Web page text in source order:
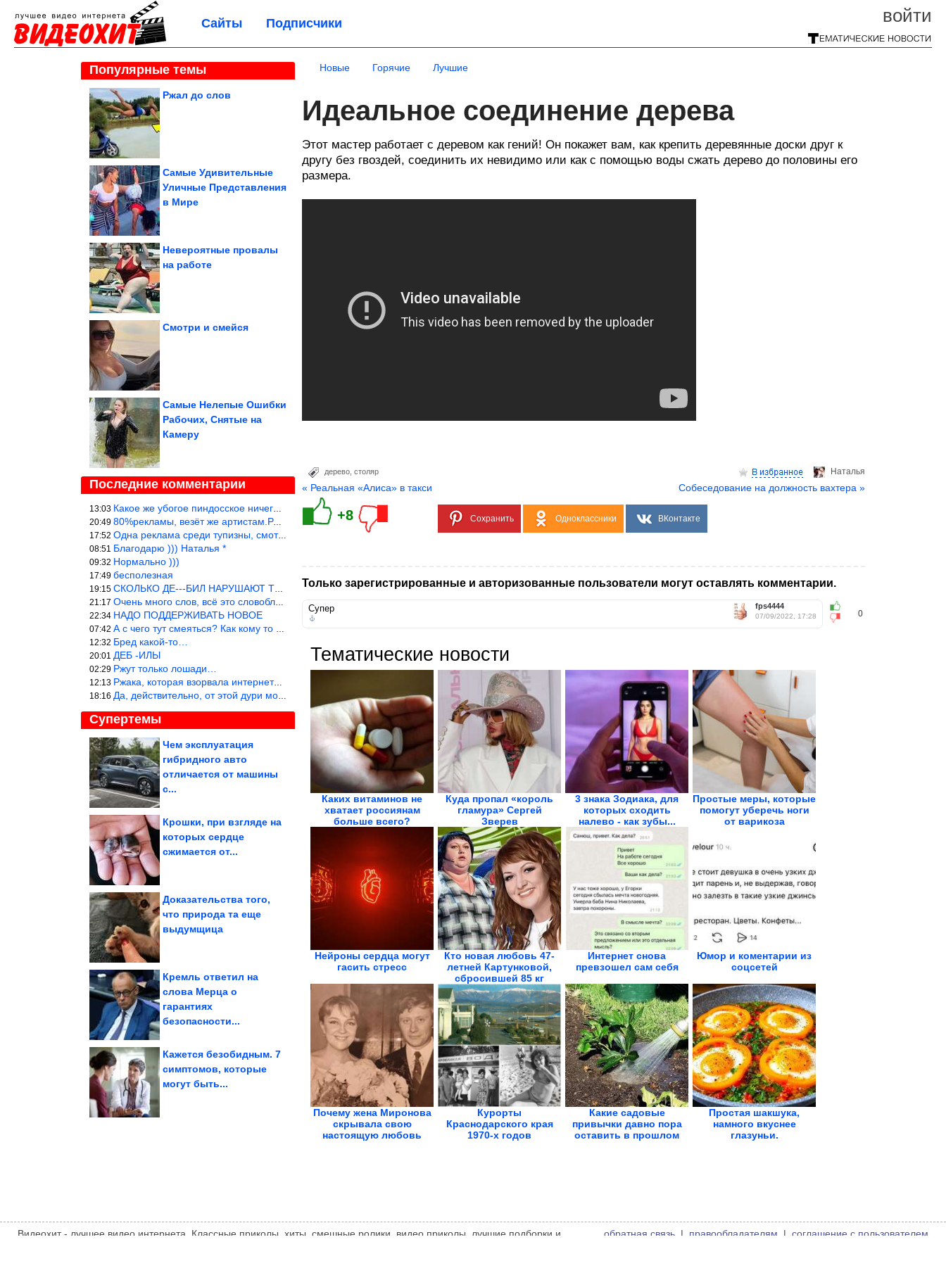
войти
Сайты Подписчики
Популярные темы
Ржал до слов
Самые Удивительные
Уличные Представления
в Мире
Невероятные провалы
на работе
Смотри и смейся
Самые Нелепые Ошибки
Рабочих, Снятые на
Камеру
Последние комментарии
13:03 Какое же убогое пиндосское ничего. Наташ, и не стыдно такую фигн
20:49 80%рекламы, везёт же артистам.Режиссёры, сценаристы вы где или к
17:52 Одна реклама среди тупизны, смотреть невозможно.
08:51 Благодарю ))) Наталья *
09:32 Нормально )))
17:49 бесполезная
19:15 СКОЛЬКО ДЕ---БИЛ НАРУШАЮТ ТЕХНИКУ БЕЗОПАСНОСТИ
21:17 Очень много слов, всё это словоблудие можно было уложить в 1 мин
22:34 НАДО ПОДДЕРЖИВАТЬ НОВОЕ
07:42 А с чего тут смеяться? Как кому то больно? Не смешно.
12:32 Бред какой-то…
20:01 ДЕБ -ИЛЫ
02:29 Ржут только лошади…
12:13 Ржака, которая взорвала интернет? Нет, количество рекламы выводи
18:16 Да, действительно, от этой дури можно ржать до слёз.
Супертемы
Чем эксплуатация
гибридного авто
отличается от машины
с...
Отличная идея из
салфетки
Крошки, при взгляде на
которых сердце
сжимается от...
Доказательства того,
что природа та еще
выдумщица
Кремль ответил на
слова Мерца о
гарантиях
безопасности...
Главные заявления
Кажется безобидным. 7
симптомов, которые
могут быть...
комнатных растениях
Новые Горячие Лучшие
Идеальное соединение дерева
Этот мастер работает с деревом как гений! Он покажет вам, как крепить деревянные доски друг к
другу без гвоздей, соединить их невидимо или как с помощью воды сжать дерево до половины его
размера.
Hаталья
дерево столяр
« Реальная «Алиса» в такси Собеседование на должность вахтера »
+8 Сохранить Одноклассники ВКонтакте
Только зарегистрированные и авторизованные пользователи могут оставлять комментарии.
0
fps4444
07/09/2022, 17:28
Супер
Тематические новости
Каких витаминов не
хватает россиянам
больше всего?
Куда пропал «король
гламура» Сергей
Зверев
3 знака Зодиака, для
которых сходить
налево - как зубы...
Простые меры, которые
помогут уберечь ноги
от варикоза
Нейроны сердца могут
гасить стресс
Кто новая любовь 47-
летней Картунковой,
сбросившей 85 кг
Интернет снова
превзошел сам себя
Юмор и коментарии из
соцсетей
Почему жена Миронова
скрывала свою
настоящую любовь
Курорты
Краснодарского края
1970-х годов
Какие садовые
привычки давно пора
оставить в прошлом
Простая шакшука,
намного вкуснее
глазуньи.
Видеохит - лучшее видео интернета. Классные приколы, хиты, смешные ролики, видео приколы, лучшие подборки и
обратная связь | правообладателям | соглашение с пользователем